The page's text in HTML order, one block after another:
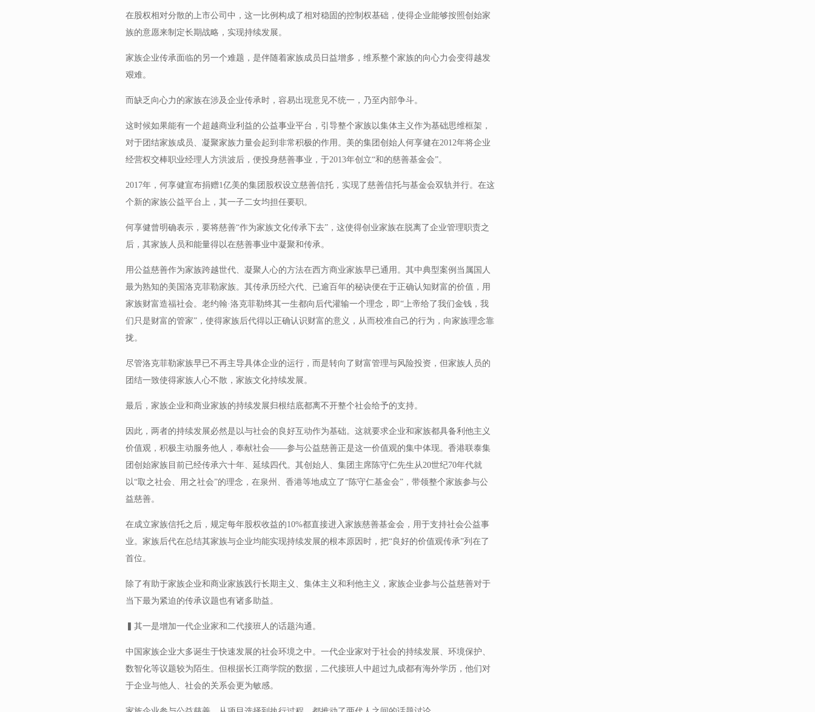
在股权相对分散的上市公司中，这一比例构成了相对稳固的控制权基础，使得企业能够按照创始家
族的意愿来制定长期战略，实现持续发展。
家族企业传承面临的另一个难题，是伴随着家族成员日益增多，维系整个家族的向心力会变得越发
艰难。
而缺乏向心力的家族在涉及企业传承时，容易出现意见不统一，乃至内部争斗。
这时候如果能有一个超越商业利益的公益事业平台，引导整个家族以集体主义作为基础思维框架，
对于团结家族成员、凝聚家族力量会起到非常积极的作用。美的集团创始人何享健在2012年将企业
经营权交棒职业经理人方洪波后，便投身慈善事业，于2013年创立“和的慈善基金会”。
2017年，何享健宣布捐赠1亿美的集团股权设立慈善信托，实现了慈善信托与基金会双轨并行。在这
个新的家族公益平台上，其一子二女均担任要职。
何享健曾明确表示，要将慈善“作为家族文化传承下去”，这使得创业家族在脱离了企业管理职责之
后，其家族人员和能量得以在慈善事业中凝聚和传承。
用公益慈善作为家族跨越世代、凝聚人心的方法在西方商业家族早已通用。其中典型案例当属国人
最为熟知的美国洛克菲勒家族。其传承历经六代、已逾百年的秘诀便在于正确认知财富的价值，用
家族财富造福社会。老约翰·洛克菲勒终其一生都向后代灌输一个理念，即“上帝给了我们金钱，我
们只是财富的管家”，使得家族后代得以正确认识财富的意义，从而校准自己的行为，向家族理念靠
拢。
尽管洛克菲勒家族早已不再主导具体企业的运行，而是转向了财富管理与风险投资，但家族人员的
团结一致使得家族人心不散，家族文化持续发展。
最后，家族企业和商业家族的持续发展归根结底都离不开整个社会给予的支持。
因此，两者的持续发展必然是以与社会的良好互动作为基础。这就要求企业和家族都具备利他主义
价值观，积极主动服务他人，奉献社会——参与公益慈善正是这一价值观的集中体现。香港联泰集
团创始家族目前已经传承六十年、延续四代。其创始人、集团主席陈守仁先生从20世纪70年代就
以“取之社会、用之社会”的理念，在泉州、香港等地成立了“陈守仁基金会”，带领整个家族参与公
益慈善。
在成立家族信托之后，规定每年股权收益的10%都直接进入家族慈善基金会，用于支持社会公益事
业。家族后代在总结其家族与企业均能实现持续发展的根本原因时，把“良好的价值观传承”列在了
首位。
除了有助于家族企业和商业家族践行长期主义、集体主义和利他主义，家族企业参与公益慈善对于
当下最为紧迫的传承议题也有诸多助益。
▍其一是增加一代企业家和二代接班人的话题沟通。
中国家族企业大多诞生于快速发展的社会环境之中。一代企业家对于社会的持续发展、环境保护、
数智化等议题较为陌生。但根据长江商学院的数据，二代接班人中超过九成都有海外学历，他们对
于企业与他人、社会的关系会更为敏感。